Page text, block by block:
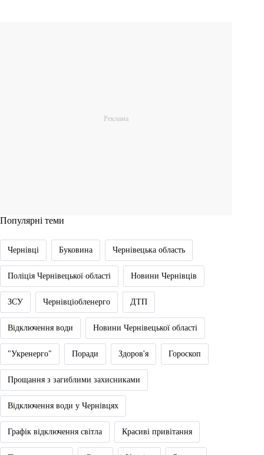
Популярні теми
Чернівці Буковина Чернівецька область
Поліція Чернівецької області Новини Чернівців
ЗСУ Чернівціобленерго ДТП
Відключення води Новини Чернівецької області
"Укренерго" Поради Здоров'я Гороскоп
Прощання з загиблими захисниками
Відключення води у Чернівцях
Графік відключення світла Красиві привітання